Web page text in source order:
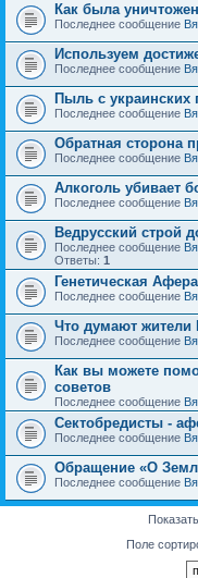
Как была
Последнее сообщение
Используем
Последнее сообщение
Пыль с украинских
Последнее сообщение
Обратная сторона
Последнее сообщение
Алкоголь убивает
Последнее сообщение
Ведрусский строй
Последнее сообщение
Ответы: 1
Генетическая
Последнее сообщение
Что думают жители
Последнее сообщение
Как вы можете
советов
Последнее сообщение
Сектобредисты -
Последнее сообщение
Обращение «О
Последнее сообщение
Поле